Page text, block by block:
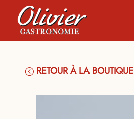
RETOUR À LA BOUTIQUE